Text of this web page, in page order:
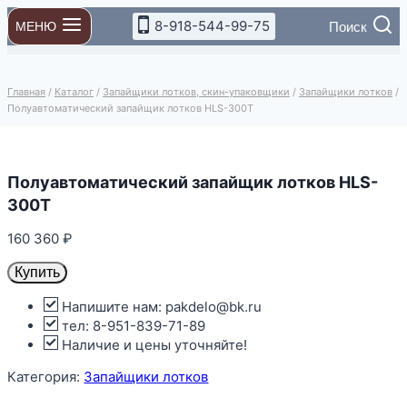
Перейти
к
содержимому
МЕНЮ 8-918-544-99-75 Поиск
Главная / Каталог / Запайщики лотков, скин-упаковщики / Запайщики лотков /
Полуавтоматический запайщик лотков HLS-300T
Полуавтоматический запайщик лотков HLS-
300T
160 360₽
Купить
Напишите нам: pakdelo@bk.ru
тел: 8-951-839-71-89
Наличие и цены уточняйте!
Категория: Запайщики лотков